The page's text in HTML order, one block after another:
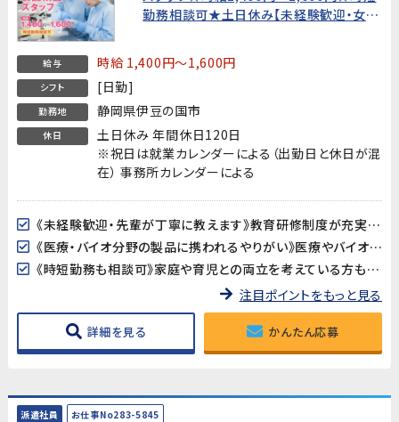
勤務相談可★土日休み【未経験歓迎・女性
給与 時給 1,400円～1,600円
シフト [日勤]
勤務地 静岡県伊豆の国市
休日
土日休み 年間休日120日
※祝日は就業カレンダーによる（出勤日と休日が混
在） 事務所カレンダーによる
《未経験歓迎・先輩が丁寧に教えます》教育研修制度が充実しているので、製造・検査業務が初めての方も安心してスタートできます。アットホームな職場で長く働きやすい環境です。
《医療・バイオ分野の製品に携われるやりがい》医療やバイオ分野で使用されるマイクロ流路チップの品質を守る、社会に貢献できるお仕事です。クリーンルームでの作業で清潔な環境が保たれています。
《時短勤務も相談可》家庭や育児との両立を考えている方も歓迎。時短勤務のご相談に対応しています。家庭都合での休みも取りやすい職場です。
注目ポイントをもっと見る
詳細を見る かんたん応募
派遣社員 お仕事No283-5845